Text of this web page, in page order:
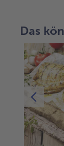
Das